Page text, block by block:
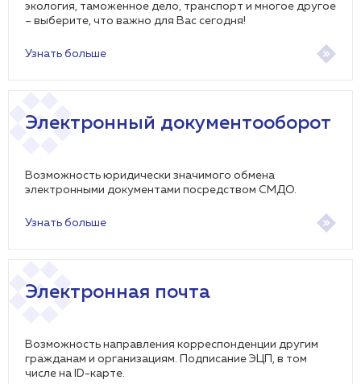
экология, таможенное дело, транспорт и многое другое
– выберите, что важно для Вас сегодня!
Узнать больше
Электронный документооборот
Возможность юридически значимого обмена
электронными документами посредством СМДО.
Узнать больше
Электронная почта
Возможность направления корреспонденции другим
гражданам и организациям. Подписание ЭЦП, в том
числе на ID-карте.